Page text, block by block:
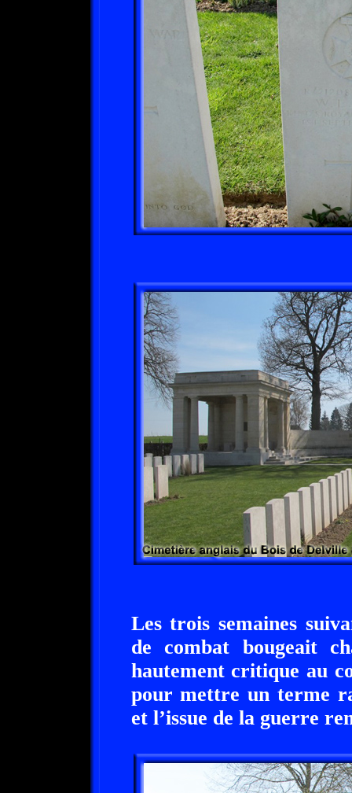
Les trois semaines
de combat bougeait
hautement critique au
pour mettre un terme
et l’issue de la guerre